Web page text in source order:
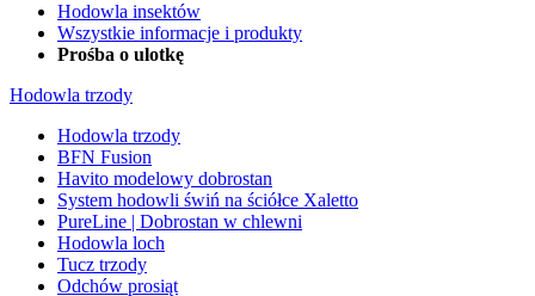
Hodowla insektów
Wszystkie informacje i produkty
Prośba o ulotkę
Hodowla trzody
Hodowla trzody
BFN Fusion
Havito modelowy dobrostan
System hodowli świń na ściółce Xaletto
PureLine | Dobrostan w chlewni
Hodowla loch
Tucz trzody
Odchów prosiąt